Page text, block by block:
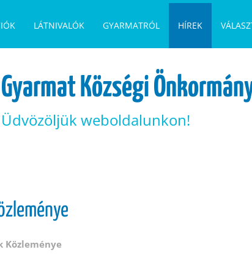
LÁTNIVALÓK GYARMATRÓL HÍREK
Gyarmat Községi
Üdvözöljük weboldalunkon!
Közleménye